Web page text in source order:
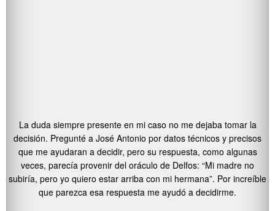
La duda siempre presente en mi caso no me dejaba tomar la
decisión. Pregunté a José Antonio por datos técnicos y precisos
que me ayudaran a decidir, pero su respuesta, como algunas
veces, parecía provenir del oráculo de Delfos: “Mi madre no
subiría, pero yo quiero estar arriba con mi hermana”. Por increíble
que parezca esa respuesta me ayudó a decidirme.